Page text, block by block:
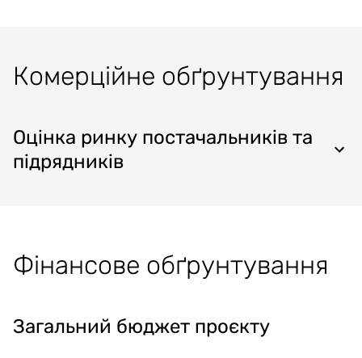
Комерційне обґрунтування
Оцінка ринку постачальників та
підрядників
Фінансове обґрунтування
Загальний бюджет проєкту